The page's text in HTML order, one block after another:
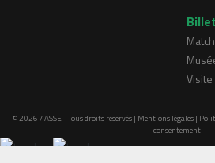
© 2026 / ASSE - Tous droits réservés | Mentions légales|
consentement